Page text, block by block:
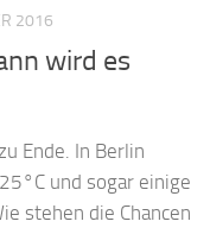
2016
wird es
Ende. In Berlin
und sogar einige
stehen die Chancen